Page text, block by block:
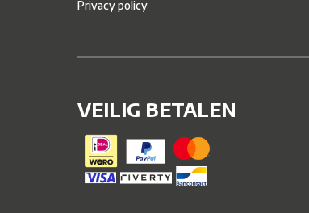
Privacy policy
VEILIG BETALEN